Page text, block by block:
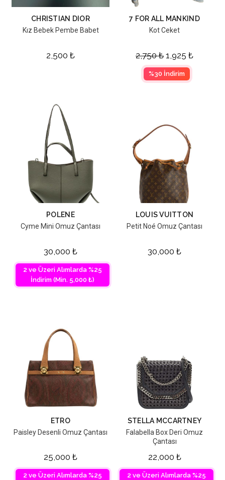
CHRISTIAN DIOR
Kız Bebek Pembe Babet
2,500 ₺
7 FOR ALL MANKIND
Kot Ceket
2,750₺ 1,925 ₺
%30 İndirim
POLENE
Cyme Mini Omuz Çantası
30,000 ₺
2 ve Üzeri Alımlarda %25
İndirim (Min. 5,000 ₺)
LOUIS VUITTON
Petit Noé Omuz Çantası
30,000 ₺
ETRO
Paisley Desenli Omuz Çantası
25,000 ₺
2 ve Üzeri Alımlarda %25
STELLA MCCARTNEY
Falabella Box Deri Omuz
Çantası
22,000 ₺
2 ve Üzeri Alımlarda %25